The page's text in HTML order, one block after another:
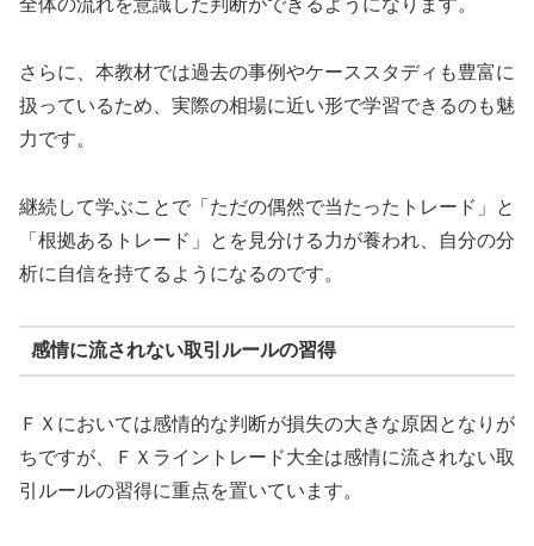
全体の流れを意識した判断ができるようになります。
さらに、本教材では過去の事例やケーススタディも豊富に
扱っているため、実際の相場に近い形で学習できるのも魅
力です。
継続して学ぶことで「ただの偶然で当たったトレード」と
「根拠あるトレード」とを見分ける力が養われ、自分の分
析に自信を持てるようになるのです。
感情に流されない取引ルールの習得
ＦＸにおいては感情的な判断が損失の大きな原因となりが
ちですが、ＦＸライントレード大全は感情に流されない取
引ルールの習得に重点を置いています。